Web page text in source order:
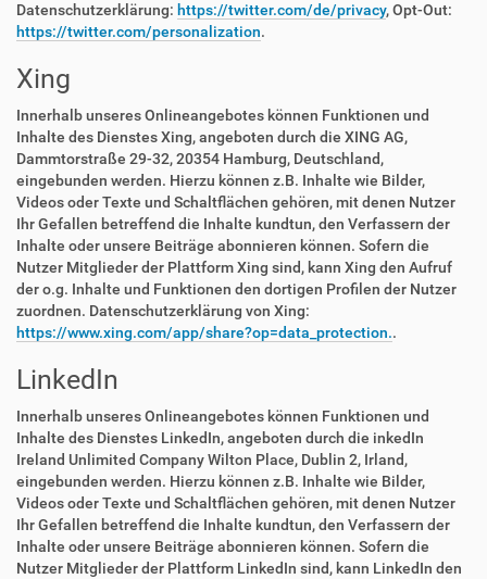
Datenschutzerklärung: https://twitter.com/de/privacy, Opt-Out:
https://twitter.com/personalization.
Xing
Innerhalb unseres Onlineangebotes können Funktionen und
Inhalte des Dienstes Xing, angeboten durch die XING AG,
Dammtorstraße 29-32, 20354 Hamburg, Deutschland,
eingebunden werden. Hierzu können z.B. Inhalte wie Bilder,
Videos oder Texte und Schaltflächen gehören, mit denen Nutzer
Ihr Gefallen betreffend die Inhalte kundtun, den Verfassern der
Inhalte oder unsere Beiträge abonnieren können. Sofern die
Nutzer Mitglieder der Plattform Xing sind, kann Xing den Aufruf
der o.g. Inhalte und Funktionen den dortigen Profilen der Nutzer
zuordnen. Datenschutzerklärung von Xing:
https://www.xing.com/app/share?op=data_protection..
LinkedIn
Innerhalb unseres Onlineangebotes können Funktionen und
Inhalte des Dienstes LinkedIn, angeboten durch die inkedIn
Ireland Unlimited Company Wilton Place, Dublin 2, Irland,
eingebunden werden. Hierzu können z.B. Inhalte wie Bilder,
Videos oder Texte und Schaltflächen gehören, mit denen Nutzer
Ihr Gefallen betreffend die Inhalte kundtun, den Verfassern der
Inhalte oder unsere Beiträge abonnieren können. Sofern die
Nutzer Mitglieder der Plattform LinkedIn sind, kann LinkedIn den